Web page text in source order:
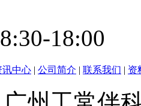
18:00
讯中心 公司简介 联系我们 资